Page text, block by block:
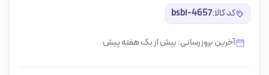
کد کالا:bsbi-4657
آخرین بروزرسانی: بیش از یک هفته پیش